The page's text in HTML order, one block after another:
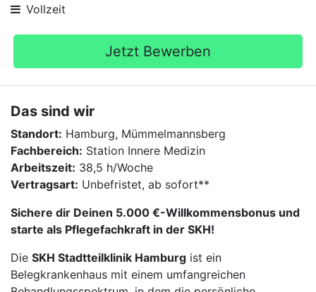
Vollzeit
Jetzt Bewerben
Das sind wir
Standort: Hamburg, Mümmelmannsberg
Fachbereich: Station Innere Medizin
Arbeitszeit: 38,5 h/Woche
Vertragsart: Unbefristet, ab sofort**
Sichere dir Deinen 5.000 €-Willkommensbonus und
starte als Pflegefachkraft in der SKH!
Die SKH Stadtteilklinik Hamburg ist ein
Belegkrankenhaus mit einem umfangreichen